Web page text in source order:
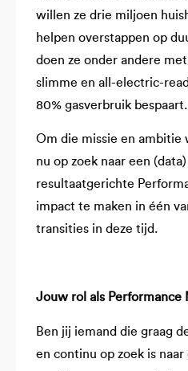
willen ze drie miljoen
helpen overstappen op
doen ze onder andere
slimme en all-electric-
80% gasverbruik bespaart.
Om die missie en ambitie
nu op zoek naar een
resultaatgerichte
impact te maken in één
transities in deze tijd.
Jouw rol als
Ben jij iemand die graag
en continu op zoek is